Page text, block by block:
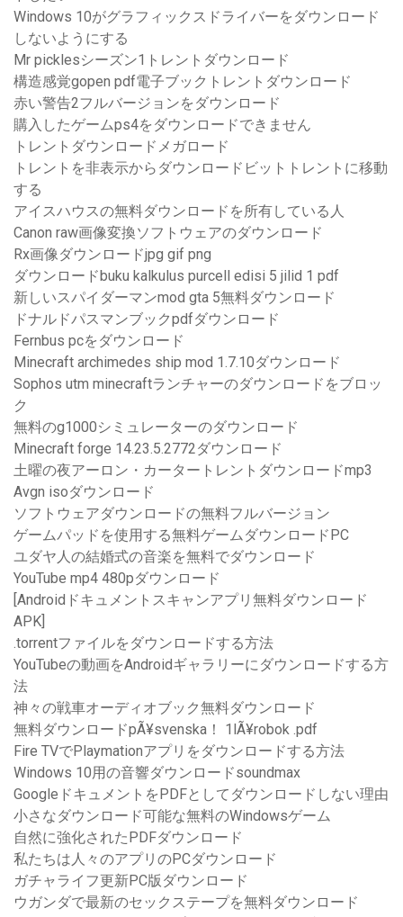
Windows 10がグラフィックスドライバーをダウンロード
しないようにする
Mr picklesシーズン1トレントダウンロード
構造感覚gopen pdf電子ブックトレントダウンロード
赤い警告2フルバージョンをダウンロード
購入したゲームps4をダウンロードできません
トレントダウンロードメガロード
トレントを非表示からダウンロードビットトレントに移動
する
アイスハウスの無料ダウンロードを所有している人
Canon raw画像変換ソフトウェアのダウンロード
Rx画像ダウンロードjpg gif png
ダウンロードbuku kalkulus purcell edisi 5 jilid 1 pdf
新しいスパイダーマンmod gta 5無料ダウンロード
ドナルドパスマンブックpdfダウンロード
Fernbus pcをダウンロード
Minecraft archimedes ship mod 1.7.10ダウンロード
Sophos utm minecraftランチャーのダウンロードをブロッ
ク
無料のg1000シミュレーターのダウンロード
Minecraft forge 14.23.5.2772ダウンロード
土曜の夜アーロン・カータートレントダウンロードmp3
Avgn isoダウンロード
ソフトウェアダウンロードの無料フルバージョン
ゲームパッドを使用する無料ゲームダウンロードPC
ユダヤ人の結婚式の音楽を無料でダウンロード
YouTube mp4 480pダウンロード
[Androidドキュメントスキャンアプリ無料ダウンロード
APK]
.torrentファイルをダウンロードする方法
YouTubeの動画をAndroidギャラリーにダウンロードする方
法
神々の戦車オーディオブック無料ダウンロード
無料ダウンロードpÃ¥svenska！ 1lÃ¥robok .pdf
Fire TVでPlaymationアプリをダウンロードする方法
Windows 10用の音響ダウンロードsoundmax
GoogleドキュメントをPDFとしてダウンロードしない理由
小さなダウンロード可能な無料のWindowsゲーム
自然に強化されたPDFダウンロード
私たちは人々のアプリのPCダウンロード
ガチャライフ更新PC版ダウンロード
ウガンダで最新のセックステープを無料ダウンロード